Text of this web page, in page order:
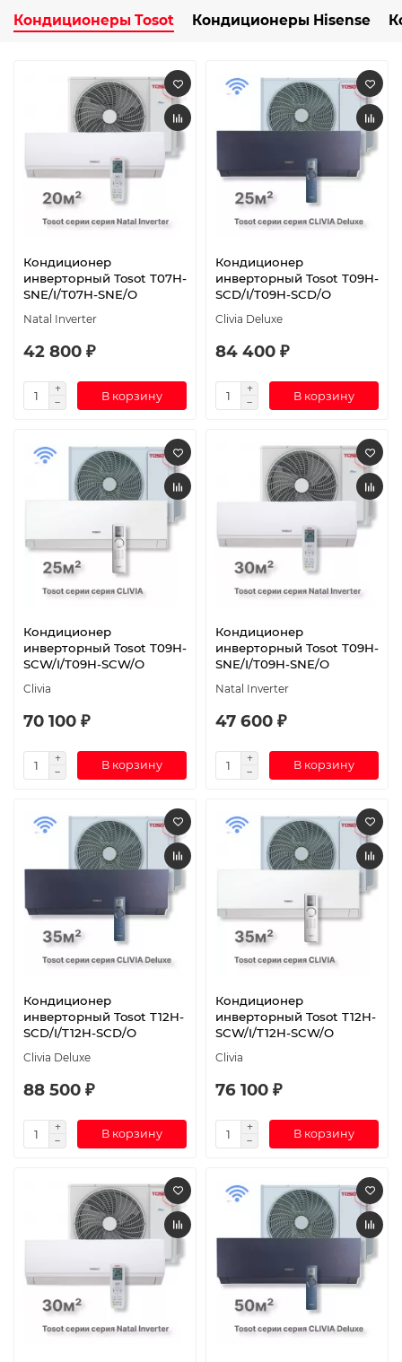
Кондиционеры Tosot Кондиционеры Hisense
Кондиционер
инверторный Tosot T07H-
SNE/I/T07H-SNE/O
Natal Inverter
42 800 ₽
В корзину
Кондиционер
инверторный Tosot T09H-
SCD/I/T09H-SCD/O
Clivia Deluxe
84 400 ₽
В корзину
Кондиционер
инверторный Tosot T09H-
SCW/I/T09H-SCW/O
Clivia
70 100 ₽
В корзину
Кондиционер
инверторный Tosot T09H-
SNE/I/T09H-SNE/O
Natal Inverter
47 600 ₽
В корзину
Кондиционер
инверторный Tosot T12H-
SCD/I/T12H-SCD/O
Clivia Deluxe
88 500 ₽
В корзину
Кондиционер
инверторный Tosot T12H-
SCW/I/T12H-SCW/O
Clivia
76 100 ₽
В корзину